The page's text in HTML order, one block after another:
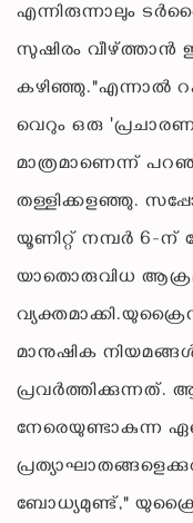
എന്നിരുന്നാലും
സുഷിരം
കഴിഞ്ഞു."എന്നാൽ
വെറും ഒരു 'പ്രചാരണ
മാത്രമാണെന്ന്
തള്ളിക്കളഞ്ഞു.
യൂണിറ്റ് നമ്പർ 6-
യാതൊരുവിധ
മാനുഷിക
നേരെയുണ്ടാകുന്ന
ബോധ്യമുണ്ട്,"